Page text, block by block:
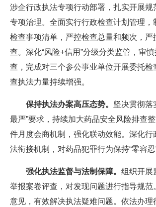
涉企行政执法专项行动部署，扎实开展规
专项治理。全面实行行政检查计划管理，
检查事项清单，严控检查总量和频次，严
查。深化“风险+信用”分级分类监管，审
查，完成对三个参公事业单位开展委托检
查执法力量持续增强。
保持执法办案高压态势。 坚决贯彻落
最严”要求，持续加大药品安全风险排查
件月度会商机制，强化联动效能。深化行
法衔接机制，对药品犯罪行为保持“零容忍”
强化执法监督与法制保障。 组织开展
举报案卷评查，对发现问题进行指导规范
意见，有效解决执法疑难问题。依法办理